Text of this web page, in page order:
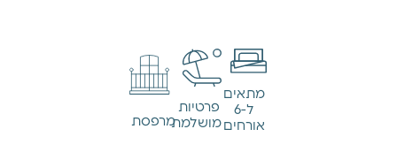
מתאים
ל-6
אורחים
פרטיות
מושלמתמרפסת